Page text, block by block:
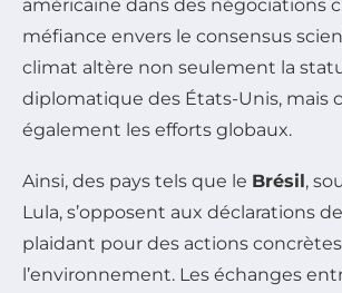
américaine dans des négociations
méfiance envers le consensus
climat altère non seulement la
diplomatique des États-Unis, mais
également les efforts globaux.
Ainsi, des pays tels que le Brésil,
Lula, s’opposent aux déclarations
plaidant pour des actions
l’environnement. Les échanges